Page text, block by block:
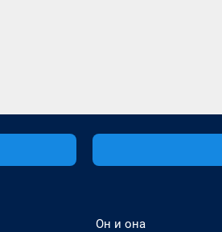
Он и она